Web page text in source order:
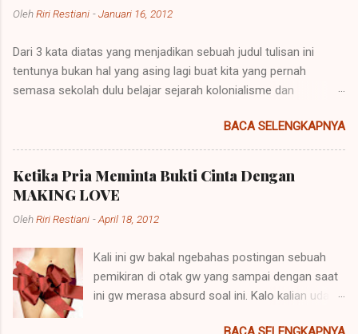
OlehRiri Restiani -Januari 16, 2012
Dari 3 kata diatas yang menjadikan sebuah judul tulisan ini
tentunya bukan hal yang asing lagi buat kita yang pernah
semasa sekolah dulu belajar sejarah kolonialisme dan
bentuk kalimat yang mempunyai penjelasan yang berbeda
namun pada prinsipnya mempunyai maksud yang sama.
Imperialisme ialah sebuah kebijakan di mana sebuah negara
besar dapat memegang kendali atau pemerintahan atas daerah
lain agar negara itu bisa dipelihara atau berkembang. Sebuah
contoh imperialisme terjadi saat negara-negara itu
imperialisme berasal dari kata Latin "imperare" yang artinya
"memerintah". Hak untuk memerintah (imperare) disebut
"imperium". Orang yang diberi hak itu (diberi imperium) disebut
"imperator". Yang lazimnya diberi imperium itu ialah raja, dan
BACA SELENGKAPNYA
Ketika Pria Meminta Bukti Cinta Dengan
MAKING LOVE
OlehRiri Restiani -April 18, 2012
Kali ini gw bakal ngebahas postingan sebuah
pemikiran di otak gw yang sampai dengan saat
ini gw merasa absurd soal ini. Kalo kalian udah